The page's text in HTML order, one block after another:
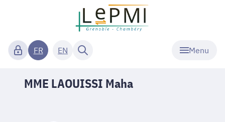
Menu
FR EN
MME LAOUISSI Maha